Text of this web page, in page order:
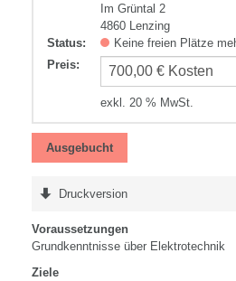
Im Grüntal 2
4860 Lenzing
Status:
Keine freien Plätze
Preis:
exkl. 20 % MwSt.
Ausgebucht
Druckversion
Voraussetzungen
Grundkenntnisse über Elektrotechnik
Ziele